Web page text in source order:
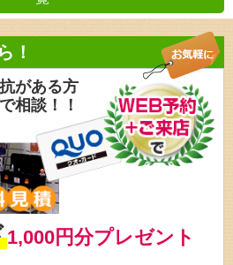
前の記事
！
がある方
相談！！
1,000円分プレゼント